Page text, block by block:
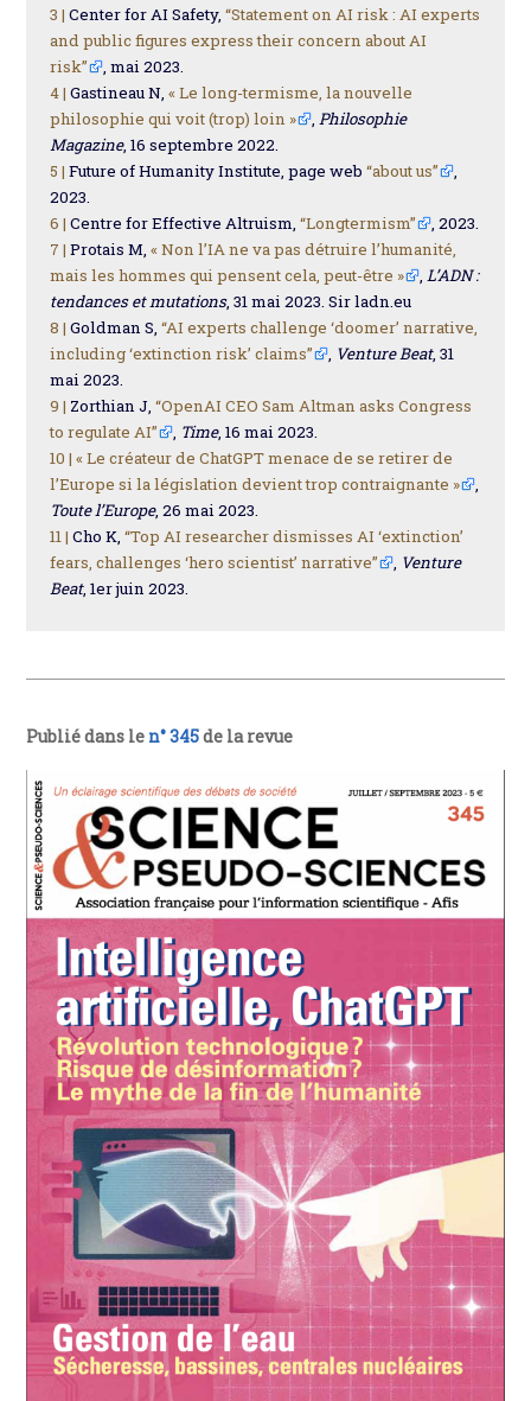
3 | Center for AI Safety,“Statement on AI risk : AI experts
and public figures express their concern about AI
risk”
, mai 2023.
4 | Gastineau N,« Le long-termisme, la nouvelle
philosophie qui voit (trop) loin »
,Philosophie
Magazine, 16 septembre 2022.
5 | Future of Humanity Institute, page web“about us”
,
2023.
6 | Centre for Effective Altruism,“Longtermism”
, 2023.
7 | Protais M,« Non l’IA ne va pas détruire l’humanité,
mais les hommes qui pensent cela, peut-être »
,L’ADN :
tendances et mutations, 31 mai 2023. Sir ladn.eu
8 | Goldman S,“AI experts challenge ‘doomer’ narrative,
including ‘extinction risk’ claims”
, Venture Beat, 31
mai 2023.
9 | Zorthian J,“OpenAI CEO Sam Altman asks Congress
to regulate AI”
, Time, 16 mai 2023.
10 | « Le créateur de ChatGPT menace de se retirer de
l’Europe si la législation devient trop contraignante »
,
Toute l’Europe, 26 mai 2023.
11 | Cho K,“Top AI researcher dismisses AI ‘extinction’
fears, challenges ‘hero scientist’ narrative”
, Venture
Beat, 1er juin 2023.
Publié dans le n° 345de la revue